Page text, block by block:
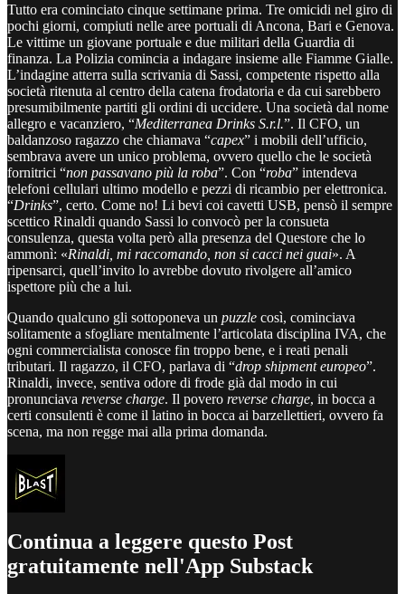
Tutto era cominciato cinque settimane prima. Tre omicidi nel giro di
pochi giorni, compiuti nelle aree portuali di Ancona, Bari e Genova.
Le vittime un giovane portuale e due militari della Guardia di
finanza. La Polizia comincia a indagare insieme alle Fiamme Gialle.
L’indagine atterra sulla scrivania di Sassi, competente rispetto alla
società ritenuta al centro della catena frodatoria e da cui sarebbero
presumibilmente partiti gli ordini di uccidere. Una società dal nome
allegro e vacanziero, “Mediterranea Drinks S.r.l.”. Il CFO, un
baldanzoso ragazzo che chiamava “capex” i mobili dell’ufficio,
sembrava avere un unico problema, ovvero quello che le società
fornitrici “non passavano più la roba”. Con “roba” intendeva
telefoni cellulari ultimo modello e pezzi di ricambio per elettronica.
“Drinks”, certo. Come no! Li bevi coi cavetti USB, pensò il sempre
scettico Rinaldi quando Sassi lo convocò per la consueta
consulenza, questa volta però alla presenza del Questore che lo
ammonì: «Rinaldi, mi raccomando, non si cacci nei guai». A
ripensarci, quell’invito lo avrebbe dovuto rivolgere all’amico
ispettore più che a lui.
Quando qualcuno gli sottoponeva un puzzle così, cominciava
solitamente a sfogliare mentalmente l’articolata disciplina IVA, che
ogni commercialista conosce fin troppo bene, e i reati penali
tributari. Il ragazzo, il CFO, parlava di “drop shipment europeo”.
Rinaldi, invece, sentiva odore di frode già dal modo in cui
pronunciava reverse charge. Il povero reverse charge, in bocca a
certi consulenti è come il latino in bocca ai barzellettieri, ovvero fa
scena, ma non regge mai alla prima domanda.
Continua a leggere questo Post
gratuitamente nell'App Substack